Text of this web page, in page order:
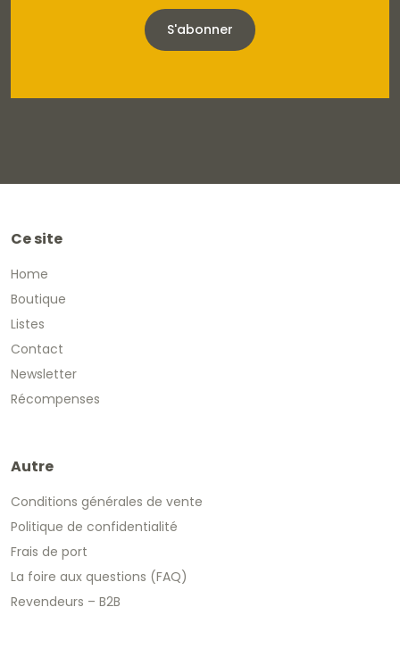
S'abonner
Ce site
Home
Boutique
Listes
Contact
Newsletter
Récompenses
Autre
Conditions générales de vente
Politique de confidentialité
Frais de port
La foire aux questions (FAQ)
Revendeurs – B2B